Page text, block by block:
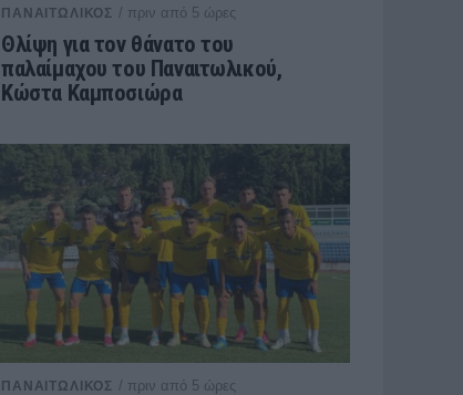
ΠΑΝΑΙΤΩΛΙΚΟΣ / πριν από 5 ώρες
Θλίψη για τον θάνατο του
παλαίμαχου του Παναιτωλικού,
Κώστα Καμποσιώρα
ΠΑΝΑΙΤΩΛΙΚΟΣ / πριν από 5 ώρες